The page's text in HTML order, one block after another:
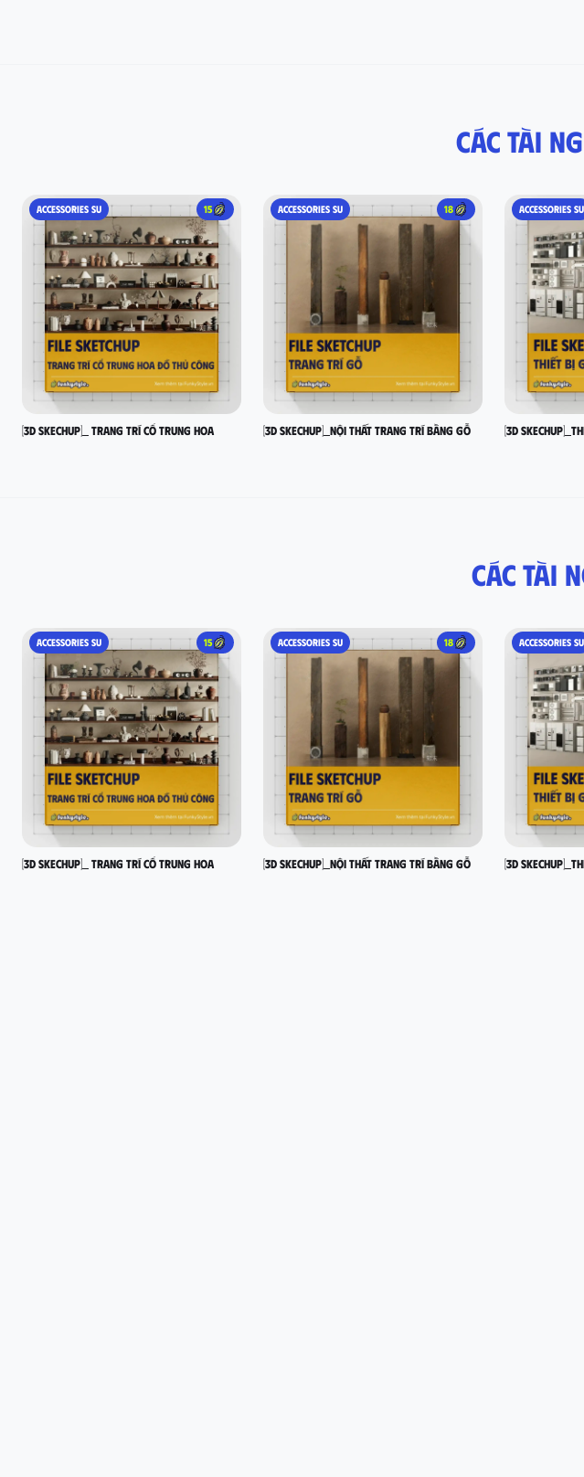
Các tài
ACCESSORIES SU 15
[3D SKECHUP]_ Trang trí cổ Trung Hoa
ACCESSORIES SU 18
[3D SKECHUP]_Nội thất trang trí bằng gỗ
ACCESSORIES SU
[3D
Các tài
ACCESSORIES SU 15
[3D SKECHUP]_ Trang trí cổ Trung Hoa
ACCESSORIES SU 18
[3D SKECHUP]_Nội thất trang trí bằng gỗ
ACCESSORIES SU
[3D